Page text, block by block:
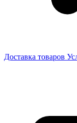
Доставка товаров